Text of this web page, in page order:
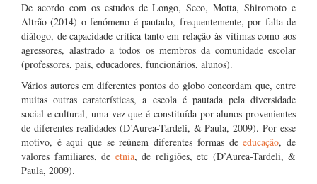
De acordo com os estudos de Longo, Seco, Motta, Shiromoto e
Altrão (2014) o fenómeno é pautado, frequentemente, por falta de
diálogo, de capacidade crítica tanto em relação às vítimas como aos
agressores, alastrado a todos os membros da comunidade escolar
(professores, pais, educadores, funcionários, alunos).
Vários autores em diferentes pontos do globo concordam que, entre
muitas outras caraterísticas, a escola é pautada pela diversidade
social e cultural, uma vez que é constituída por alunos provenientes
de diferentes realidades (D’Aurea-Tardeli, & Paula, 2009). Por esse
motivo, é aqui que se reúnem diferentes formas deeducação, de
valores familiares, de etnia, de religiões, etc (D’Aurea-Tardeli, &
Paula, 2009).